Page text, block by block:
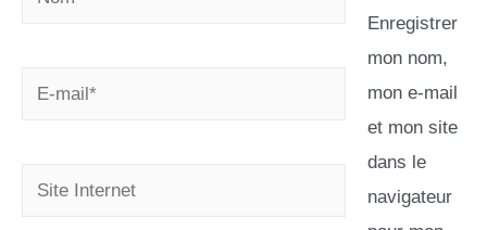
Enregistrer
mon nom,
mon e-mail
et mon site
dans le
navigateur